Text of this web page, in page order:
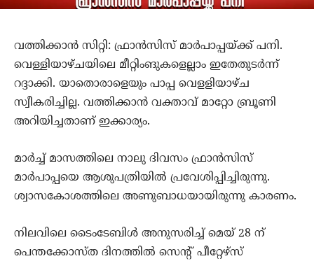
വത്തിക്കാന്‍ സിറ്റി: ഫ്രാന്‍സിസ് മാര്‍പാപ്പയ്ക്ക് പനി.
വെള്ളിയാഴ്ചയിലെ മീറ്റിംങുകളെല്ലാം ഇതേതുടര്‍ന്ന്
റദ്ദാക്കി. യാതൊരാളെയും പാപ്പ വെളളിയാഴ്ച
സ്വീകരിച്ചില്ല. വത്തിക്കാന്‍ വക്താവ് മാറ്റോ ബ്രൂണി
അറിയിച്ചതാണ് ഇക്കാര്യം.
മാര്‍ച്ച് മാസത്തിലെ നാലു ദിവസം ഫ്രാന്‍സിസ്
മാര്‍പാപ്പയെ ആശുപത്രിയില്‍ പ്രവേശിപ്പിച്ചിരുന്നു.
ശ്വാസകോശത്തിലെ അണുബാധയായിരുന്നു കാരണം.
നിലവിലെ ടൈംടേബിള്‍ അനുസരിച്ച് മെയ് 28 ന്
പെന്തക്കോസ്ത ദിനത്തില്‍ സെന്റ് പീറ്റേഴ്‌സ്